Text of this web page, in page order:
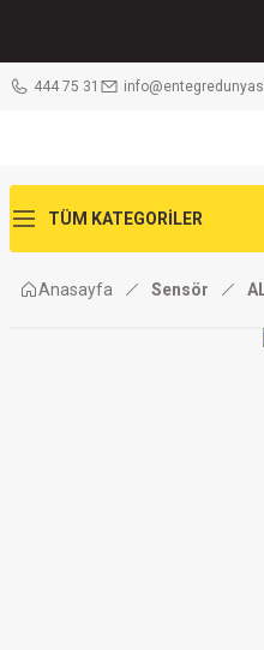
444 75 31
TÜM KATEGORİLER
Anasayfa Sensör